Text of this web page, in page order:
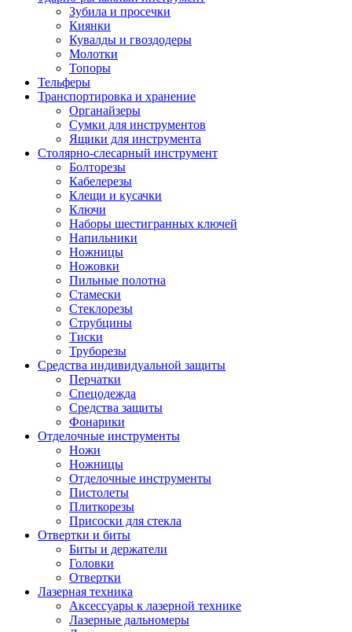
Зубила и просечки
Киянки
Кувалды и гвоздодеры
Молотки
Топоры
Тельферы
Транспортировка и хранение
Органайзеры
Сумки для инструментов
Ящики для инструмента
Столярно-слесарный инструмент
Болторезы
Кабелерезы
Клещи и кусачки
Ключи
Наборы шестигранных ключей
Напильники
Ножницы
Ножовки
Пильные полотна
Стамески
Стеклорезы
Струбцины
Тиски
Труборезы
Средства индивидуальной защиты
Перчатки
Спецодежда
Средства защиты
Фонарики
Отделочные инструменты
Ножи
Ножницы
Отделочные инструменты
Пистолеты
Плиткорезы
Присоски для стекла
Отвертки и биты
Биты и держатели
Головки
Отвертки
Лазерная техника
Аксессуары к лазерной технике
Лазерные дальномеры